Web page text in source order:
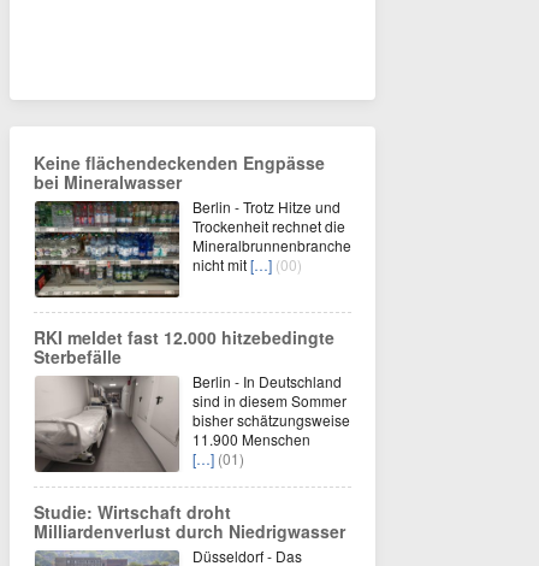
Keine flächendeckenden Engpässe
bei Mineralwasser
Berlin - Trotz Hitze und
Trockenheit rechnet die
Mineralbrunnenbranche
nicht mit[…] (00)
RKI meldet fast 12.000 hitzebedingte
Sterbefälle
Berlin - In Deutschland
sind in diesem Sommer
bisher schätzungsweise
11.900 Menschen
[…] (01)
Studie: Wirtschaft droht
Milliardenverlust durch Niedrigwasser
Düsseldorf - Das